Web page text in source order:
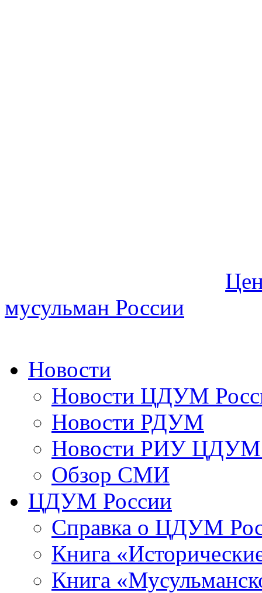
мусульман России
Новости
Новости ЦДУМ
Новости РДУМ
Новости РИУ ЦДУМ
Обзор СМИ
ЦДУМ России
Справка о ЦДУМ
Книга
Книга